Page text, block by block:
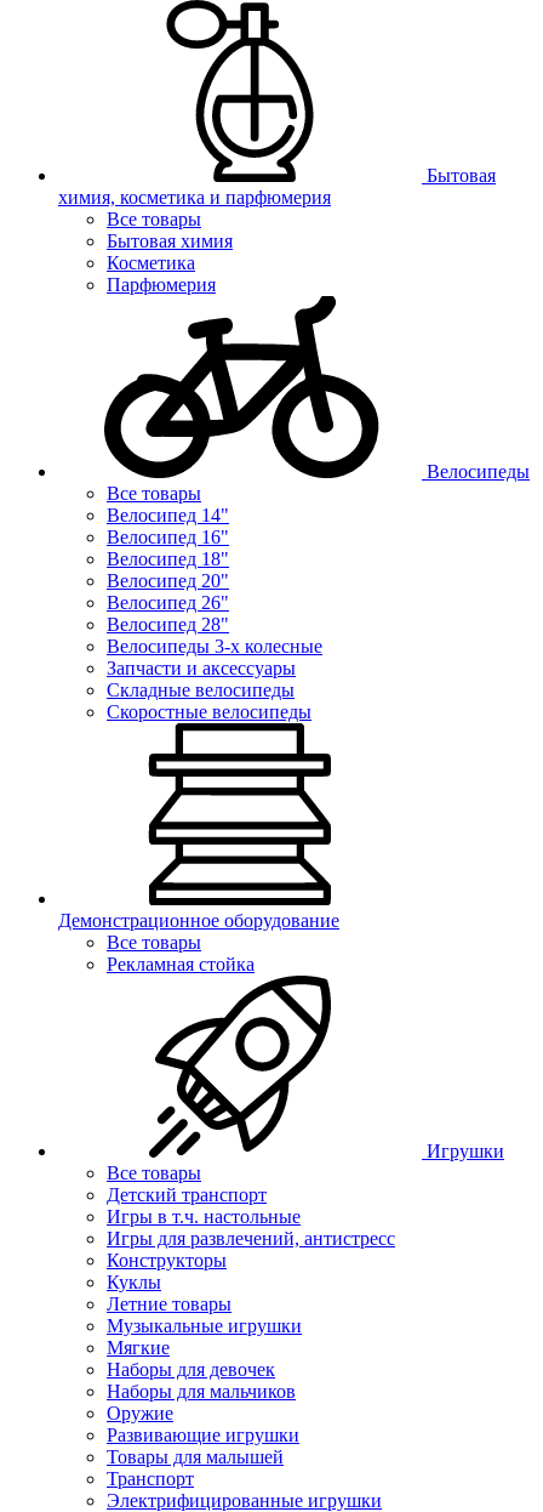
Бытовая
химия, косметика и парфюмерия
Все товары
Бытовая химия
Косметика
Парфюмерия
Велосипеды
Все товары
Велосипед 14"
Велосипед 16"
Велосипед 18"
Велосипед 20"
Велосипед 26"
Велосипед 28"
Велосипеды 3-х колесные
Запчасти и аксессуары
Складные велосипеды
Скоростные велосипеды
Демонстрационное оборудование
Все товары
Рекламная стойка
Игрушки
Все товары
Детский транспорт
Игры в т.ч. настольные
Игры для развлечений, антистресс
Конструкторы
Куклы
Летние товары
Музыкальные игрушки
Мягкие
Наборы для девочек
Наборы для мальчиков
Оружие
Развивающие игрушки
Товары для малышей
Транспорт
Электрифицированные игрушки